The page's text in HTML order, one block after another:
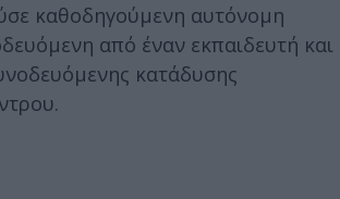
καθοδηγούμενη αυτόνομη
από έναν εκπαιδευτή και
κατάδυσης